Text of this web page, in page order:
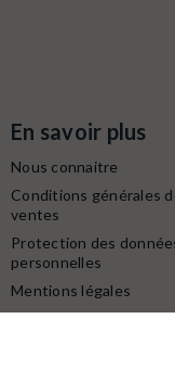
En savoir plus
Nous connaitre
Conditions générales
ventes
Protection des
personnelles
Mentions légales
Contactez-nous